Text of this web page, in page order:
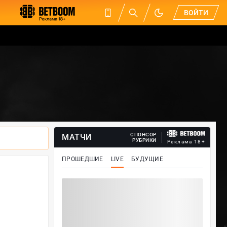
ВОЙТИ
МАТЧИ
СПОНСОР
РУБРИКИ
Реклама 18+
ПРОШЕДШИЕ LIVE БУДУЩИЕ